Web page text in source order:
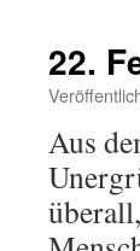
22.
Aus